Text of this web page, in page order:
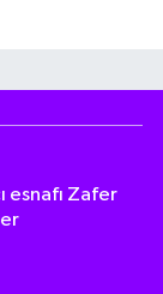
esnafı Zafer